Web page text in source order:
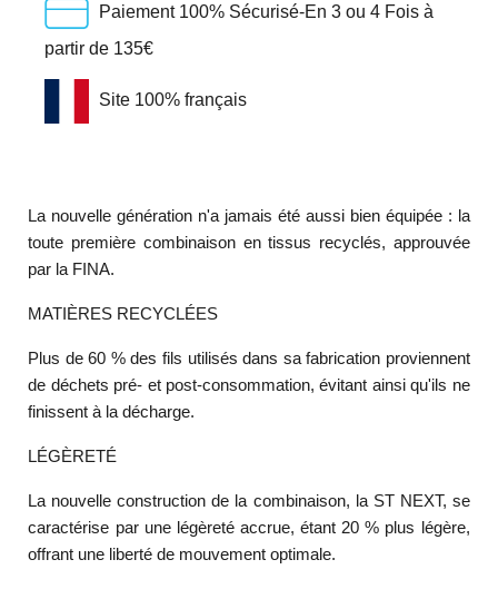
Paiement 100% Sécurisé-En 3 ou 4 Fois à
partir de 135€
Site 100% français
La nouvelle génération n'a jamais été aussi bien équipée : la
toute première combinaison en tissus recyclés, approuvée
par la FINA.
MATIÈRES RECYCLÉES
Plus de 60 % des fils utilisés dans sa fabrication proviennent
de déchets pré- et post-consommation, évitant ainsi qu'ils ne
finissent à la décharge.
LÉGÈRETÉ
La nouvelle construction de la combinaison, la ST NEXT, se
caractérise par une légèreté accrue, étant 20 % plus légère,
offrant une liberté de mouvement optimale.